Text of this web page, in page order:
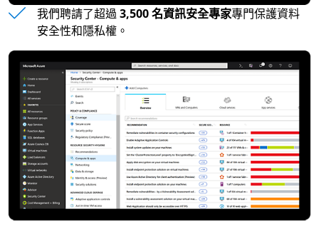
我們聘請了超過3,500 名資訊安全專家專門保護資料
安全性和隱私權。